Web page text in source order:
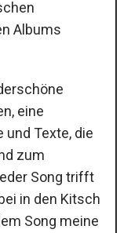
Albums
eine
Texte, die
zum
Song trifft
in den Kitsch
Song meine